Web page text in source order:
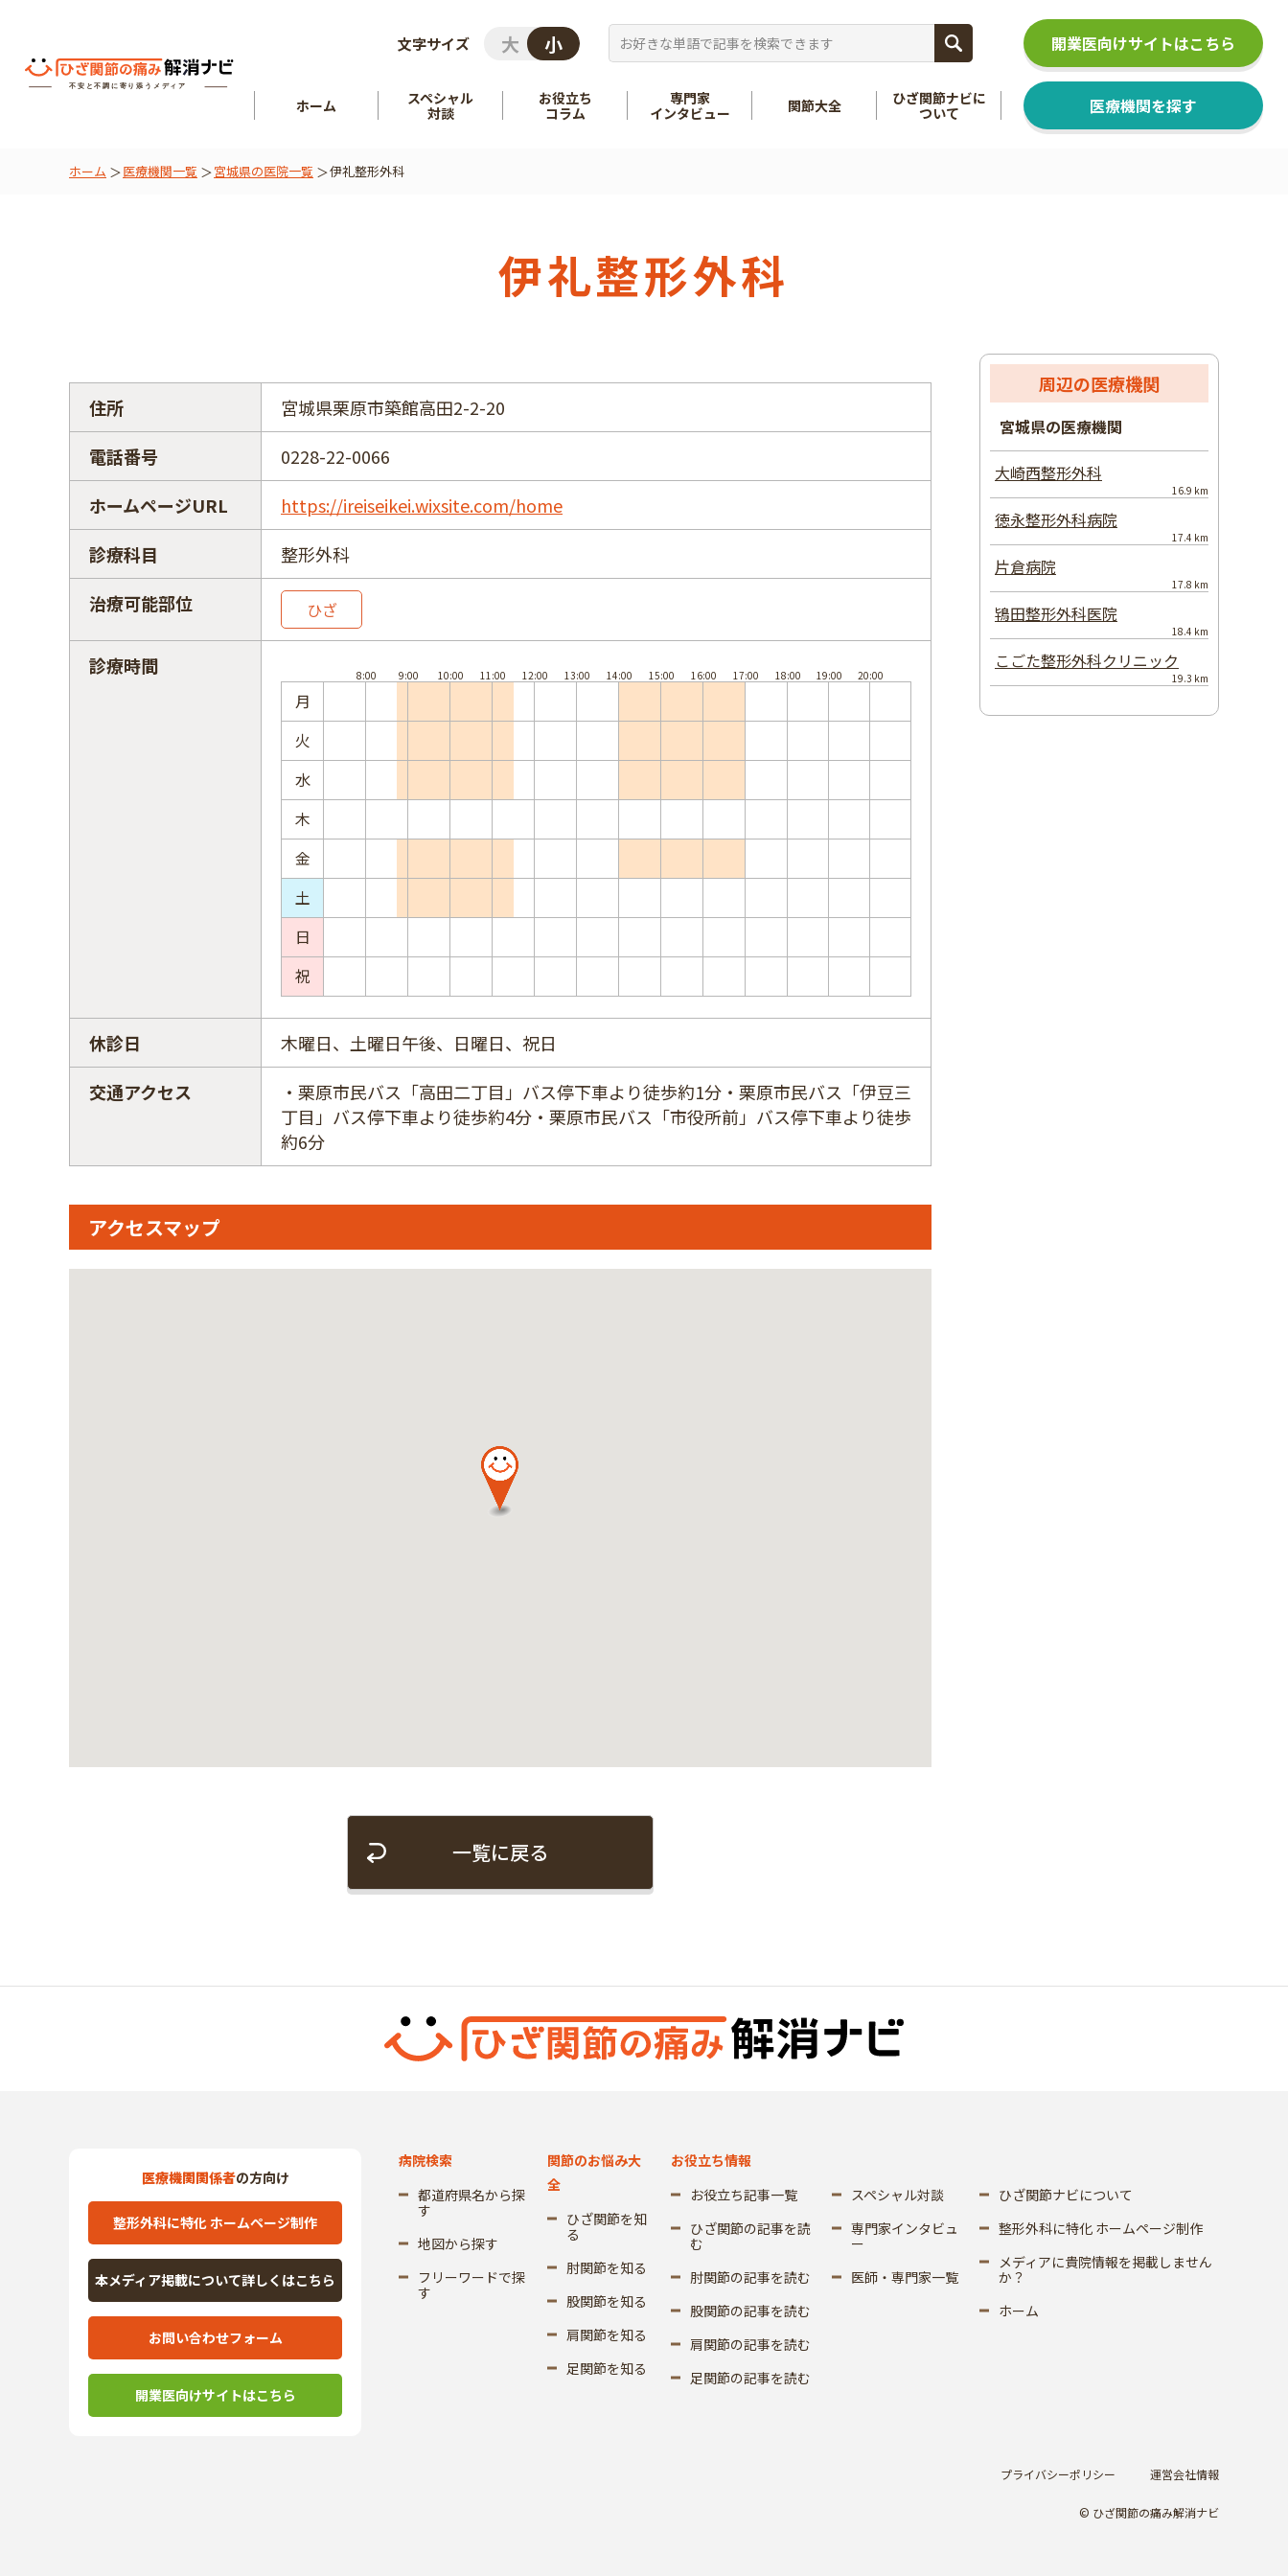
文字サイズ
ホーム
スペシャル
対談
お役立ち
コラム
専門家
インタビュー
関節大全
ひざ関節ナビに
ついて
医療機関を探す
開業医向けサイトはこちら
ホーム 医療機関一覧 宮城県の医院一覧 伊礼整形外科
伊礼整形外科
住所
宮城県栗原市築館高田2-2-20
電話番号
0228-22-0066
ホームページURL
https://ireiseikei.wixsite.com/home
診療科目
整形外科
治療可能部位
ひざ
診療時間
月
火
水
木
金
土
日
祝
休診日
木曜日、土曜日午後、日曜日、祝日
交通アクセス
・栗原市民バス「高田二丁目」バス停下車より徒歩約1分・栗原市民バス「伊豆三
丁目」バス停下車より徒歩約4分・栗原市民バス「市役所前」バス停下車より徒歩
約6分
アクセスマップ
一覧に戻る
周辺の医療機関
宮城県の医療機関
大崎西整形外科
16.9 km
徳永整形外科病院
17.4 km
片倉病院
17.8 km
鴇田整形外科医院
18.4 km
こごた整形外科クリニック
19.3 km
医療機関関係者の方向け
整形外科に特化 ホームページ制作
本メディア掲載について詳しくはこちら
お問い合わせフォーム
開業医向けサイトはこちら
病院検索
都道府県名から探
す
地図から探す
フリーワードで探
す
関節のお悩み大
全
ひざ関節を知
る
肘関節を知る
股関節を知る
肩関節を知る
足関節を知る
お役立ち情報
お役立ち記事一覧
ひざ関節の記事を読
む
肘関節の記事を読む
股関節の記事を読む
肩関節の記事を読む
足関節の記事を読む
スペシャル対談
専門家インタビュ
ー
医師・専門家一覧
ひざ関節ナビについて
整形外科に特化 ホームページ制作
メディアに貴院情報を掲載しません
か？
ホーム
プライバシーポリシー 運営会社情報
© ひざ関節の痛み解消ナビ